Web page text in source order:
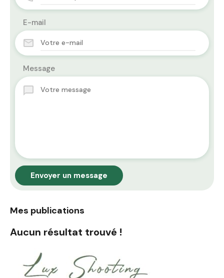
E-mail
Message
Envoyer un message
Mes publications
Aucun résultat trouvé !